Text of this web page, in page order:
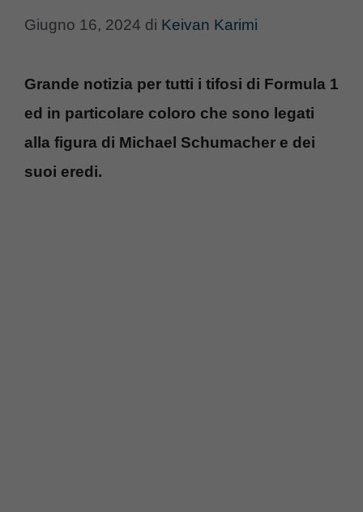
Giugno 16, 2024 di Keivan Karimi
Grande notizia per tutti i tifosi di Formula 1
ed in particolare coloro che sono legati
alla figura di Michael Schumacher e dei
suoi eredi.